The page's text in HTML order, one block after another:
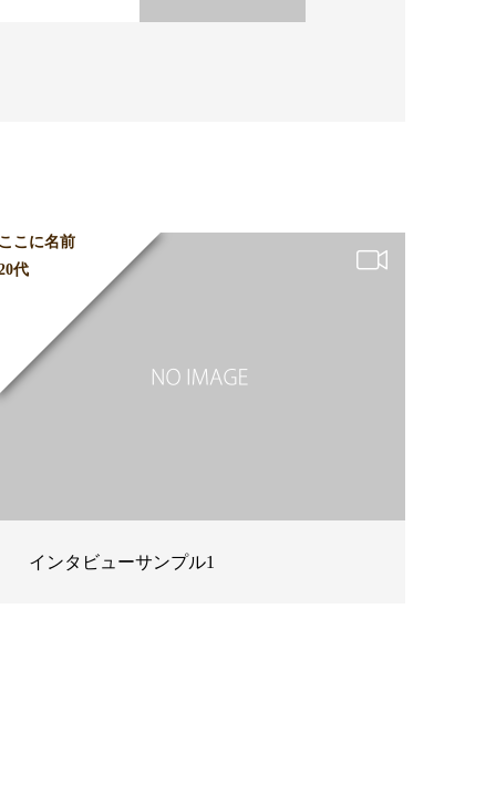
こに名前
代
インタビューサンプル1